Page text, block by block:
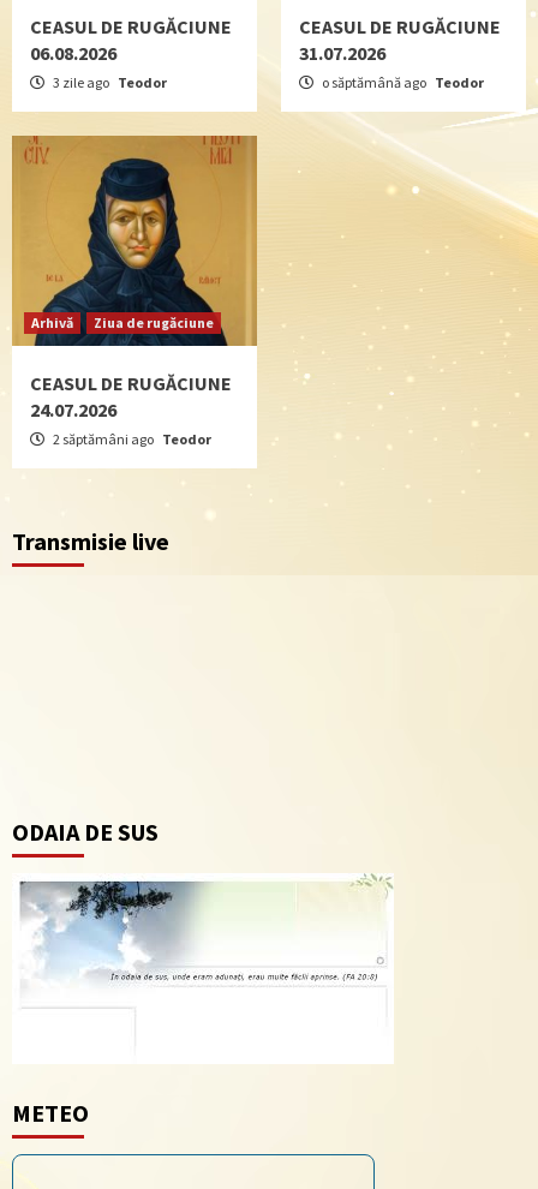
CEASUL DE RUGĂCIUNE
06.08.2026
3 zile ago Teodor
CEASUL DE RUGĂCIUNE
31.07.2026
o săptămână ago Teodor
Arhivă Ziua de rugăciune
CEASUL DE RUGĂCIUNE
24.07.2026
2 săptămâni ago Teodor
Transmisie live
ODAIA DE SUS
METEO